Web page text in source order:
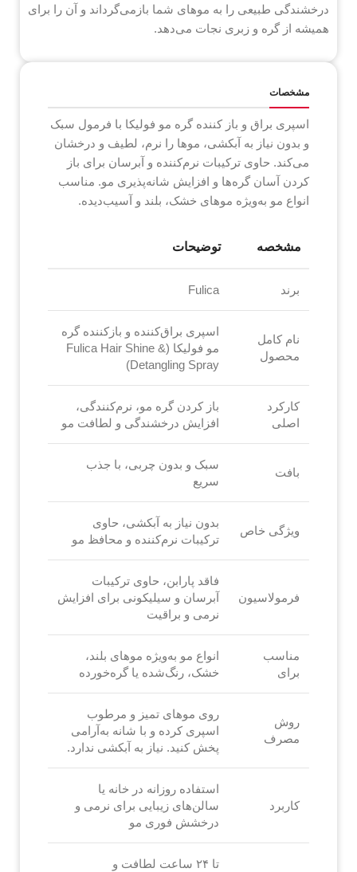
درخشندگی طبیعی را به موهای شما بازمی‌گرداند و آن را برای
همیشه از گره و زبری نجات می‌دهد.
مشخصات
اسپری براق‌ و باز کننده گره مو فولیکا با فرمول سبک
و بدون نیاز به آبکشی، موها را نرم، لطیف و درخشان
می‌کند. حاوی ترکیبات نرم‌کننده و آبرسان برای باز
کردن آسان گره‌ها و افزایش شانه‌پذیری مو. مناسب
انواع مو به‌ویژه موهای خشک، بلند و آسیب‌دیده.
مشخصه توضیحات
برند Fulica
نام کامل
محصول
اسپری براق‌کننده و بازکننده گره
مو فولیکا (Fulica Hair Shine &
Detangling Spray)
کارکرد
اصلی
باز کردن گره مو، نرم‌کنندگی،
افزایش درخشندگی و لطافت مو
بافت
سبک و بدون چربی، با جذب
سریع
ویژگی خاص
بدون نیاز به آبکشی، حاوی
ترکیبات نرم‌کننده و محافظ مو
فرمولاسیون
فاقد پارابن، حاوی ترکیبات
آبرسان و سیلیکونی برای افزایش
نرمی و براقیت
مناسب
برای
انواع مو به‌ویژه موهای بلند،
خشک، رنگ‌شده یا گره‌خورده
روش
مصرف
روی موهای تمیز و مرطوب
اسپری کرده و با شانه به‌آرامی
پخش کنید. نیاز به آبکشی ندارد.
کاربرد
استفاده روزانه در خانه یا
سالن‌های زیبایی برای نرمی و
درخشش فوری مو
تا ۲۴ ساعت لطافت و